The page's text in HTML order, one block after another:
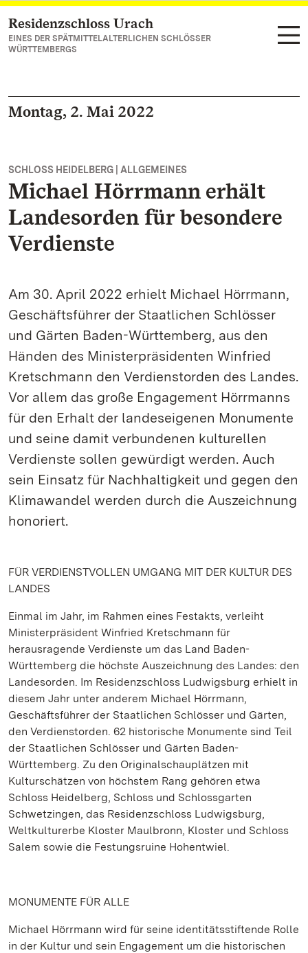
Zum Hauptinhalt springen
Residenzschloss Urach
EINES DER SPÄTMITTELALTERLICHEN SCHLÖSSER
WÜRTTEMBERGS
Montag, 2. Mai 2022
SCHLOSS HEIDELBERG | ALLGEMEINES
Michael Hörrmann erhält
Landesorden für besondere
Verdienste
Am 30. April 2022 erhielt Michael Hörrmann,
Geschäftsführer der Staatlichen Schlösser
und Gärten Baden-Württemberg, aus den
Händen des Ministerpräsidenten Winfried
Kretschmann den Verdienstorden des Landes.
Vor allem das große Engagement Hörrmanns
für den Erhalt der landeseigenen Monumente
und seine damit verbundenen kulturellen
Verdienste sollen gewürdigt werden. Auch
sein Einsatz für Nachhaltigkeit und gegen den
Klimawandel werden durch die Auszeichnung
honoriert.
FÜR VERDIENSTVOLLEN UMGANG MIT DER KULTUR DES
LANDES
Einmal im Jahr, im Rahmen eines Festakts, verleiht
Ministerpräsident Winfried Kretschmann für
herausragende Verdienste um das Land Baden-
Württemberg die höchste Auszeichnung des Landes: den
Landesorden. Im Residenzschloss Ludwigsburg erhielt in
diesem Jahr unter anderem Michael Hörrmann,
Geschäftsführer der Staatlichen Schlösser und Gärten,
den Verdienstorden. 62 historische Monumente sind Teil
der Staatlichen Schlösser und Gärten Baden-
Württemberg. Zu den Originalschauplätzen mit
Kulturschätzen von höchstem Rang gehören etwa
Schloss Heidelberg, Schloss und Schlossgarten
Schwetzingen, das Residenzschloss Ludwigsburg,
Weltkulturerbe Kloster Maulbronn, Kloster und Schloss
Salem sowie die Festungsruine Hohentwiel.
MONUMENTE FÜR ALLE
Michael Hörrmann wird für seine identitätsstiftende Rolle
in der Kultur und sein Engagement um die historischen